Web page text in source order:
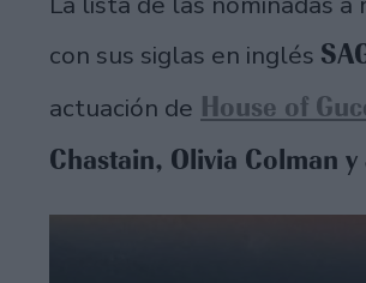
con sus siglas en inglés
actuación de House of
Chastain, Olivia Colman